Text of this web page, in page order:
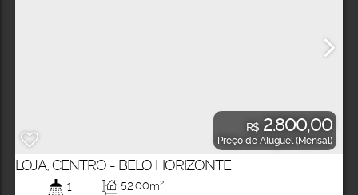
R$ 2.800,00
Preço de Aluguel (Mensal)
LOJA, CENTRO - BELO HORIZONTE
1
52.00m²